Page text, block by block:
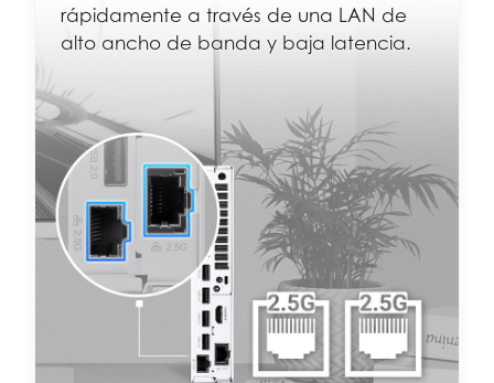
rápidamente a través de una LAN de
alto ancho de banda y baja latencia.